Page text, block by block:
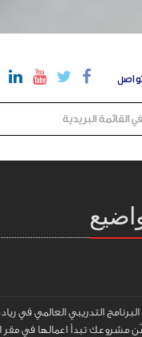
البرنامج التدريبي العالمي في
مشروعك تبدأ اعمالها في مقر